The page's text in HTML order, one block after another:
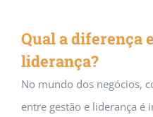
Qual a diferença
liderança?
No mundo dos negócios,
entre gestão e liderança é